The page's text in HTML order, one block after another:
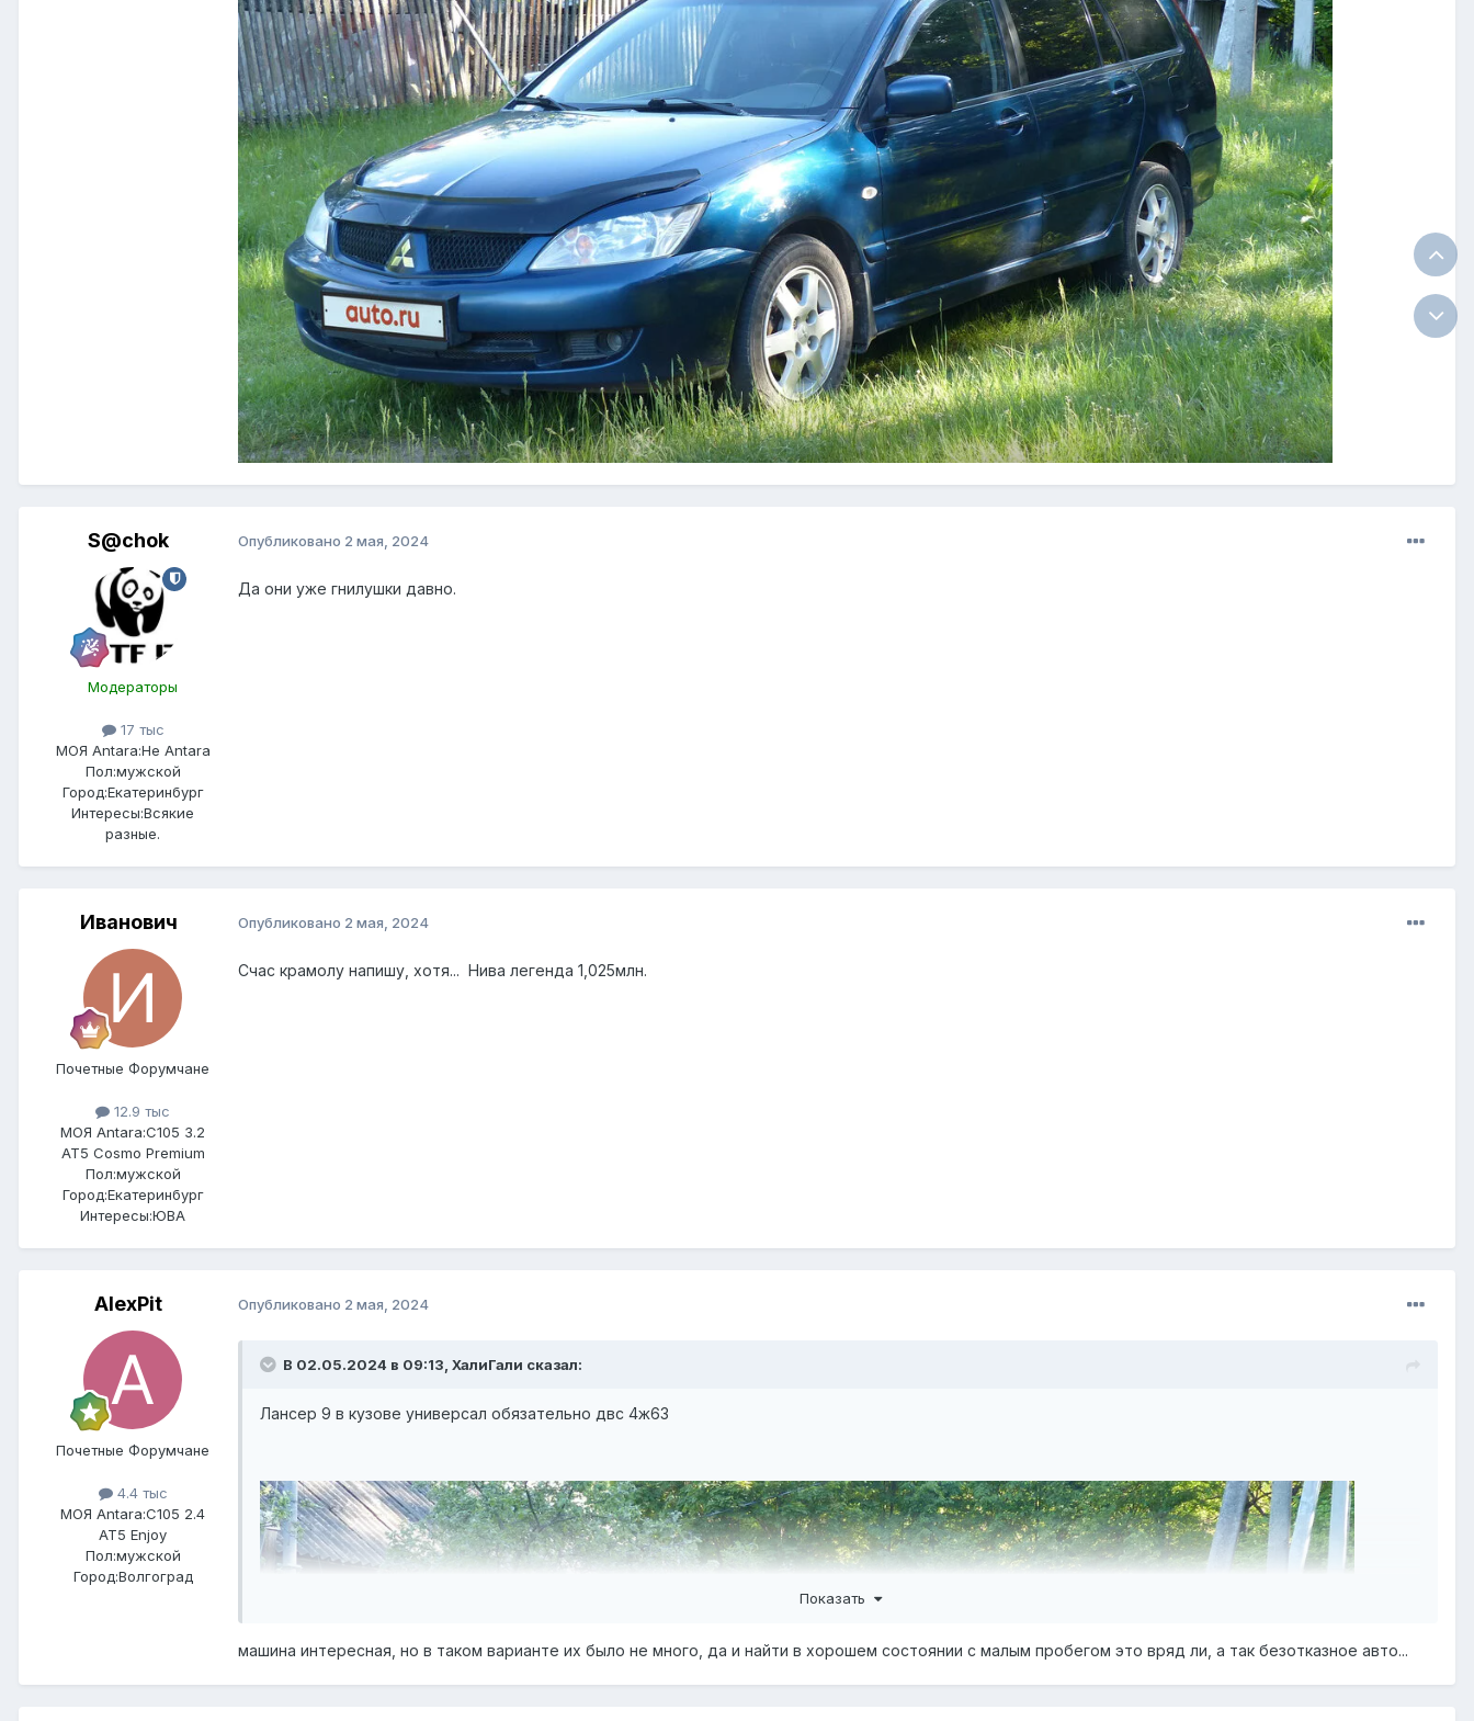
S@chok
Модераторы
17 тыс
МОЯ Antara:Не Antara
Пол:мужской
Город:Екатеринбург
Интересы:Всякие
разные.
Опубликовано 2 мая, 2024
Да они уже гнилушки давно.
Иванович
Почетные Форумчане
12.9 тыс
МОЯ Antara:C105 3.2
AT5 Cosmo Premium
Пол:мужской
Город:Екатеринбург
Интересы:ЮВА
Опубликовано 2 мая, 2024
Счас крамолу напишу, хотя... Нива легенда 1,025млн.
AlexPit
Почетные Форумчане
4.4 тыс
МОЯ Antara:C105 2.4
AT5 Enjoy
Пол:мужской
Город:Волгоград
Опубликовано 2 мая, 2024
В 02.05.2024 в 09:13, ХалиГали сказал:
Лансер 9 в кузове универсал обязательно двс 4ж63
Показать
машина интересная, но в таком варианте их было не много, да и найти в хорошем состоянии с малым пробегом это вряд ли, а так безотказное авто...